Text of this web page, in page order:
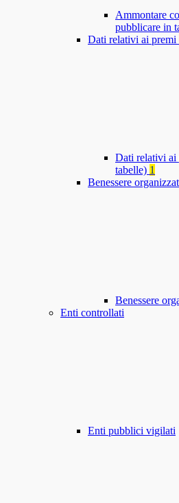
Ammontare
pubblicare in
Dati relativi ai premi
Dati relativi ai
tabelle) 1
Benessere
Benessere
Enti controllati
Enti pubblici vigilati